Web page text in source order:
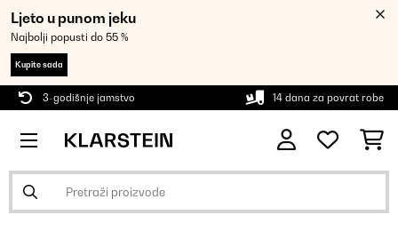
Ljeto u punom jeku
Najbolji popusti do 55 %
Kupite sada
3-godišnje jamstvo 14 dana za povrat robe